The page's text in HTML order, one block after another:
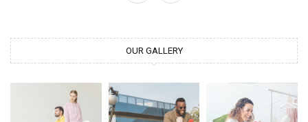
OUR GALLERY